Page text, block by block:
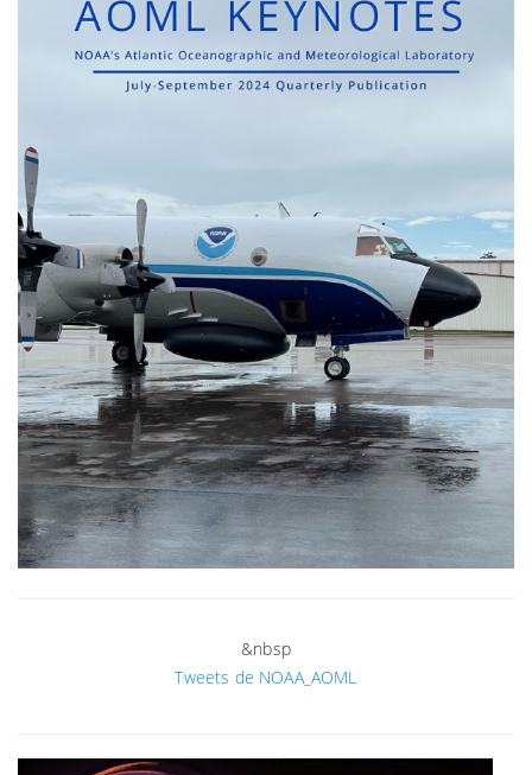
&nbsp
Tweets de NOAA_AOML